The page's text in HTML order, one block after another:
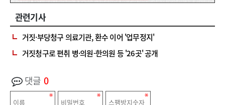
관련기사
거짓·부당청구 의료기관, 환수 이어 '업무정지'
거짓청구로 편취 병·의원-한의원 등 '26곳' 공개
댓글 0